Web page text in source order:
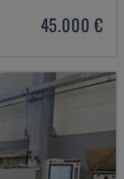
45.000 €